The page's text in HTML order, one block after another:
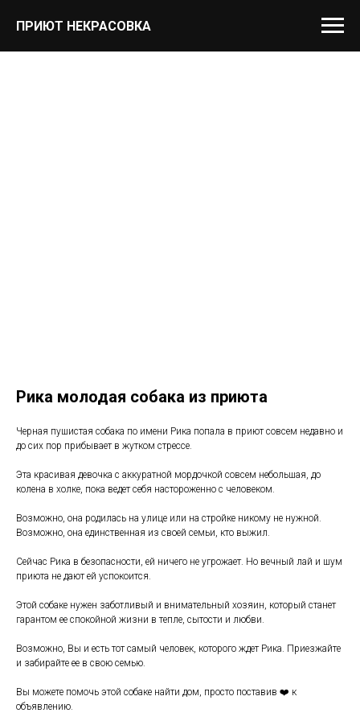
ПРИЮТ НЕКРАСОВКА
Рика молодая собака из приюта
Черная пушистая собака по имени Рика попала в приют совсем недавно и
до сих пор прибывает в жутком стрессе.
Эта красивая девочка с аккуратной мордочкой совсем небольшая, до
колена в холке, пока ведет себя настороженно с человеком.
Возможно, она родилась на улице или на стройке никому не нужной.
Возможно, она единственная из своей семьи, кто выжил.
Сейчас Рика в безопасности, ей ничего не угрожает. Но вечный лай и шум
приюта не дают ей успокоится.
Этой собаке нужен заботливый и внимательный хозяин, который станет
гарантом ее спокойной жизни в тепле, сытости и любви.
Возможно, Вы и есть тот самый человек, которого ждет Рика. Приезжайте
и забирайте ее в свою семью.
Вы можете помочь этой собаке найти дом, просто поставив ❤️ к
объявлению.